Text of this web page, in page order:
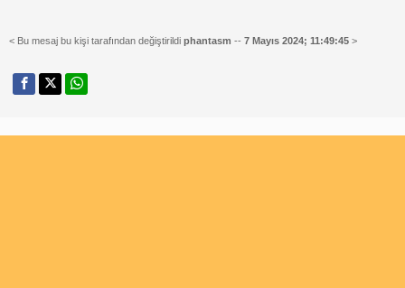
< Bu mesaj bu kişi tarafından değiştirildi phantasm -- 7 Mayıs 2024; 11:49:45 >